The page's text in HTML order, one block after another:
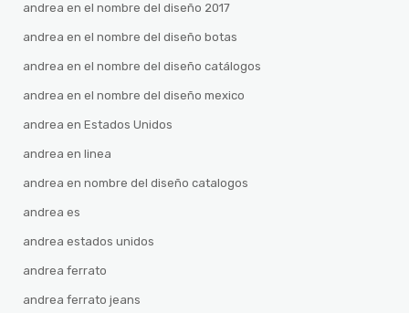
andrea en el nombre del diseño 2017
andrea en el nombre del diseño botas
andrea en el nombre del diseño catálogos
andrea en el nombre del diseño mexico
andrea en Estados Unidos
andrea en linea
andrea en nombre del diseño catalogos
andrea es
andrea estados unidos
andrea ferrato
andrea ferrato jeans